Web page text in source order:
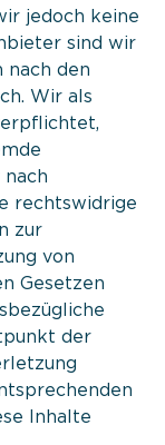
jedoch keine
sind wir
nach den
Wir als
nach
rechtswidrige
zur
von
Gesetzen
der
Inhalte